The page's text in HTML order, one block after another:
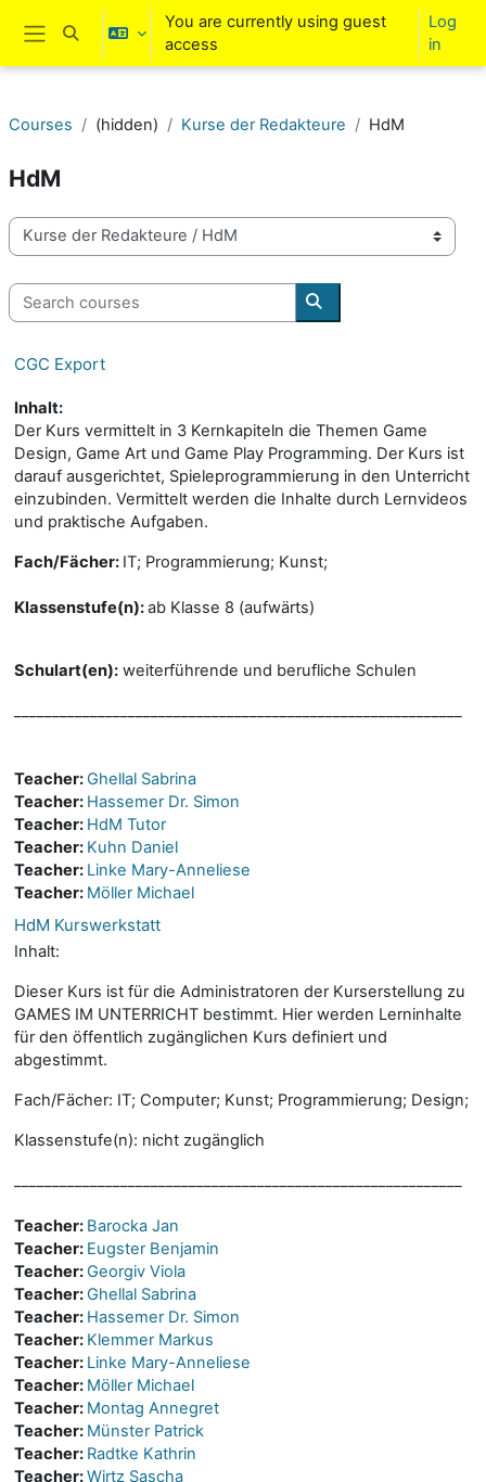
Skip to main content
Side panel
Toggle search input
You are currently using guest
access
Log
in
Courses (hidden) Kurse der Redakteure HdM
HdM
Course categories
Search courses
Search courses
CGC Export
Inhalt:
Der Kurs vermittelt in 3 Kernkapiteln die Themen Game
Design, Game Art und Game Play Programming. Der Kurs ist
darauf ausgerichtet, Spieleprogrammierung in den Unterricht
einzubinden. Vermittelt werden die Inhalte durch Lernvideos
und praktische Aufgaben.
Fach/Fächer: IT; Programmierung; Kunst;
Klassenstufe(n):ab Klasse 8 (aufwärts)
Schulart(en): weiterführende und berufliche Schulen
Teacher:Ghellal Sabrina
Teacher: Hassemer Dr. Simon
Teacher: HdM Tutor
Teacher: Kuhn Daniel
Teacher: Linke Mary-Anneliese
Teacher: Möller Michael
HdM Kurswerkstatt
Inhalt:
Dieser Kurs ist für die Administratoren der Kurserstellung zu
GAMES IM UNTERRICHT bestimmt. Hier werden Lerninhalte
für den öffentlich zugänglichen Kurs definiert und
abgestimmt.
Fach/Fächer: IT; Computer; Kunst; Programmierung; Design;
Klassenstufe(n): nicht zugänglich
Teacher: Barocka Jan
Teacher: Eugster Benjamin
Teacher:Georgiv Viola
Teacher:Ghellal Sabrina
Teacher: Hassemer Dr. Simon
Teacher: Klemmer Markus
Teacher: Linke Mary-Anneliese
Teacher: Möller Michael
Teacher: Montag Annegret
Teacher: Münster Patrick
Teacher: Radtke Kathrin
Teacher:Wirtz Sascha